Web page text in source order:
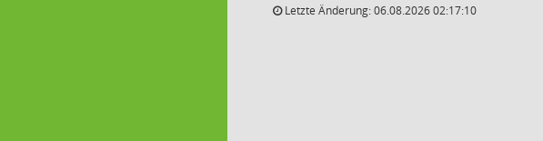
Letzte Änderung: 06.08.2026 02:17:10